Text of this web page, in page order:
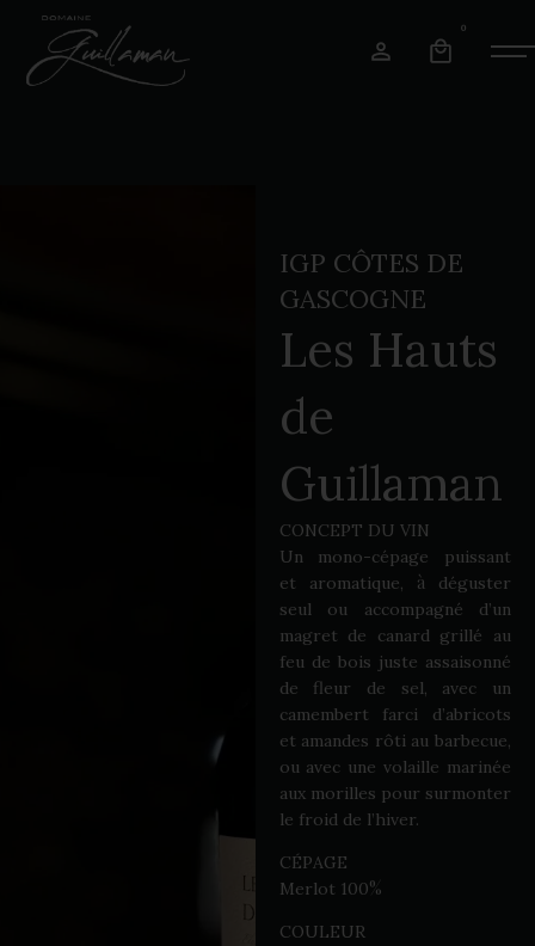
0
IGP CÔTES DE
GASCOGNE
Les Hauts
de
Guillaman
CONCEPT DU VIN
Un mono-cépage puissant
et aromatique, àdéguster
seul ou accompagné d’un
magret de canard grillé au
feu de bois juste assaisonné
de fleur de sel, avec un
camembert farci d’abricots
et amandes rôti au barbecue,
ou avec une volaille marinée
aux morilles pour surmonter
le froid de l’hiver.
CÉPAGE
Merlot 100%
COULEUR